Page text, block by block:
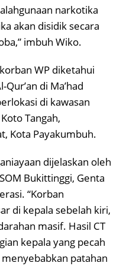
narkotika
akan disidik secara
imbuh Wiko.
WP diketahui
di Ma’had
di kawasan
Tangah,
Kota Payakumbuh.
dijelaskan oleh
Bukittinggi, Genta
“Korban
di kepala sebelah kiri,
masif. Hasil CT
kepala yang pecah
patahan